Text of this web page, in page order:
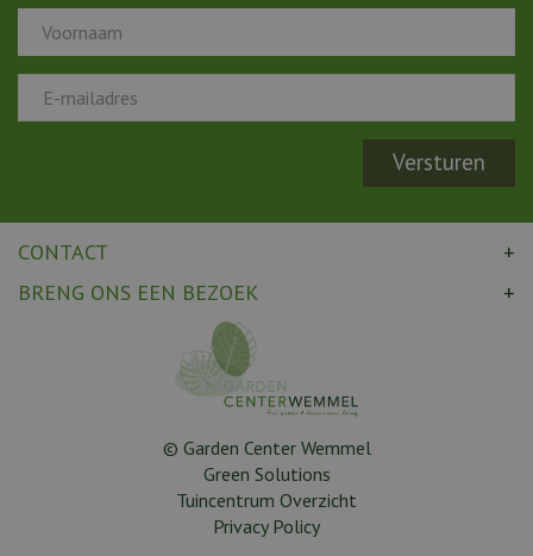
CONTACT
BRENG ONS EEN BEZOEK
© Garden Center Wemmel
Green Solutions
Tuincentrum Overzicht
Privacy Policy